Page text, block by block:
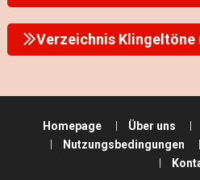
Verzeichnis Klingeltöne
Homepage Über uns
Nutzungsbedingungen